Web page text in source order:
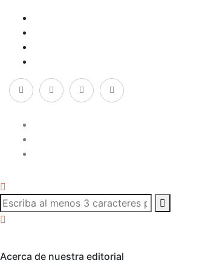
Acerca de nuestra editorial